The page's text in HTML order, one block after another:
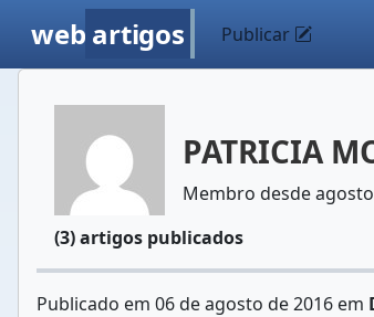
web artigos Publicar
PATRICIA
Membro desde
(3) artigos publicados
Publicado em 06 de agosto de 2016 em